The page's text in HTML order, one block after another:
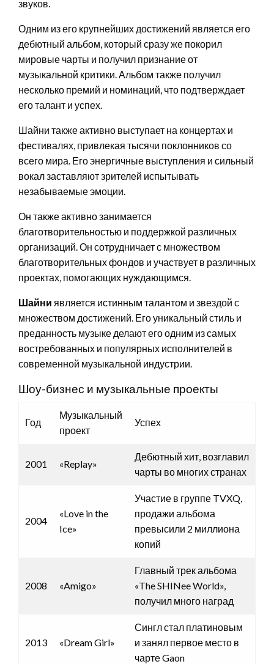
звуков.
Одним из его крупнейших достижений является его
дебютный альбом, который сразу же покорил
мировые чарты и получил признание от
музыкальной критики. Альбом также получил
несколько премий и номинаций, что подтверждает
его талант и успех.
Шайни также активно выступает на концертах и
фестивалях, привлекая тысячи поклонников со
всего мира. Его энергичные выступления и сильный
вокал заставляют зрителей испытывать
незабываемые эмоции.
Он также активно занимается
благотворительностью и поддержкой различных
организаций. Он сотрудничает с множеством
благотворительных фондов и участвует в различных
проектах, помогающих нуждающимся.
Шайни является истинным талантом и звездой с
множеством достижений. Его уникальный стиль и
преданность музыке делают его одним из самых
востребованных и популярных исполнителей в
современной музыкальной индустрии.
Шоу-бизнес и музыкальные проекты
Год
Музыкальный
проект
Успех
2001 «Replay»
Дебютный хит, возглавил
чарты во многих странах
2004
«Love in the
Ice»
Участие в группе TVXQ,
продажи альбома
превысили 2 миллиона
копий
2008 «Amigo»
Главный трек альбома
«The SHINee World»,
получил много наград
2013 «Dream Girl»
Сингл стал платиновым
и занял первое место в
чарте Gaon